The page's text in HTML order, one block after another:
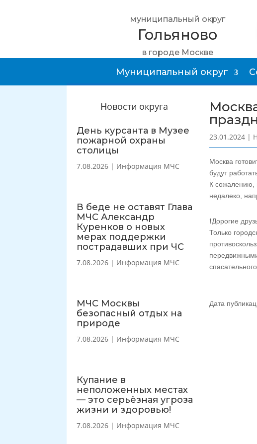
муниципальный округ
Гольяново
в городе Москве
Муниципальный округ
Новости округа
День курсанта в Музее
пожарной охраны
столицы
7.08.2026 | Информация МЧС
В беде не оставят Глава
МЧС Александр
Куренков о новых
мерах поддержки
пострадавших при ЧС
7.08.2026 | Информация МЧС
МЧС Москвы
безопасный отдых на
природе
7.08.2026 | Информация МЧС
Купание в
неположенных местах
— это серьёзная угроза
жизни и здоровью!
7.08.2026 | Информация МЧС
23.01.2024|
Москва
будут
К сожалению,
недалеко,
❗Дорогие
Только
Дата